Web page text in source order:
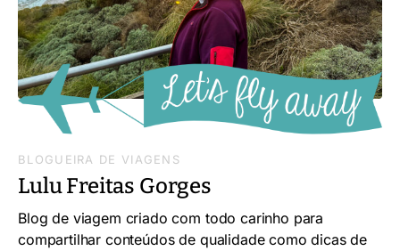
BLOGUEIRA DE VIAGENS
Lulu Freitas Gorges
Blog de viagem criado com todo carinho para
compartilhar conteúdos de qualidade como dicas de